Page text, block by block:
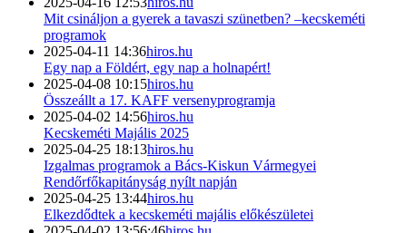
Mit csináljon a gyerek a tavaszi szünetben? –kecskeméti
programok
2025-04-11 14:36hiros.hu
Egy nap a Földért, egy nap a holnapért!
2025-04-08 10:15hiros.hu
Összeállt a 17. KAFF versenyprogramja
2025-04-02 14:56hiros.hu
Kecskeméti Majális 2025
2025-04-25 18:13hiros.hu
Izgalmas programok a Bács-Kiskun Vármegyei
Rendőrfőkapitányság nyílt napján
2025-04-25 13:44hiros.hu
Elkezdődtek a kecskeméti majális előkészületei